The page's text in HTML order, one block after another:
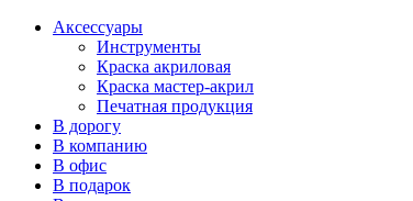
Аксессуары
Инструменты
Краска акриловая
Краска мастер-акрил
Печатная продукция
В дорогу
В компанию
В офис
В подарок